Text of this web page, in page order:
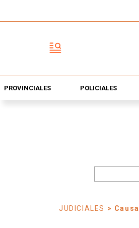
PROVINCIALES POLICIALES
JUDICIALES >